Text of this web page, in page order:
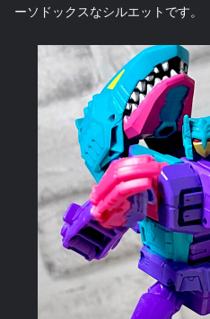
ーソドックスなシルエットです。